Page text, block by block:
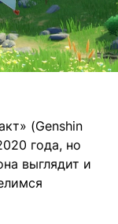
(Genshin
года, но
выглядит и